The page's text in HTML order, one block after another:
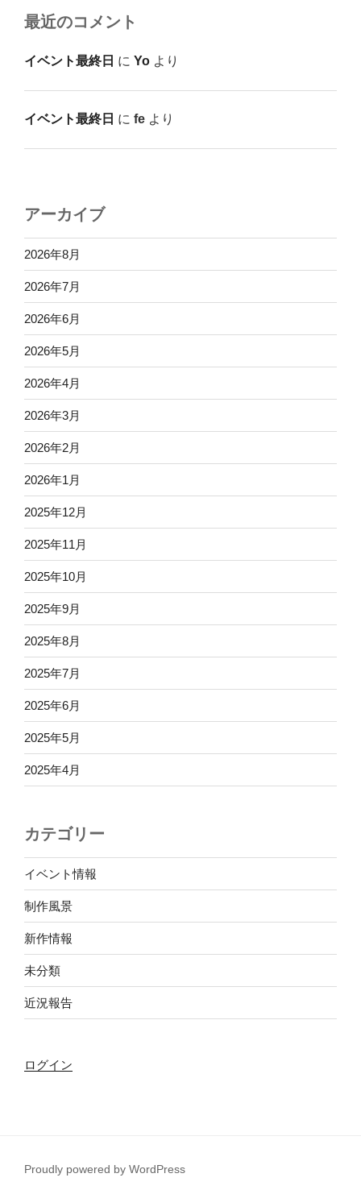
最近のコメント
イベント最終日 に Yo より
イベント最終日 に fe より
アーカイブ
2026年8月
2026年7月
2026年6月
2026年5月
2026年4月
2026年3月
2026年2月
2026年1月
2025年12月
2025年11月
2025年10月
2025年9月
2025年8月
2025年7月
2025年6月
2025年5月
2025年4月
カテゴリー
イベント情報
制作風景
新作情報
未分類
近況報告
ログイン
Proudly powered by WordPress